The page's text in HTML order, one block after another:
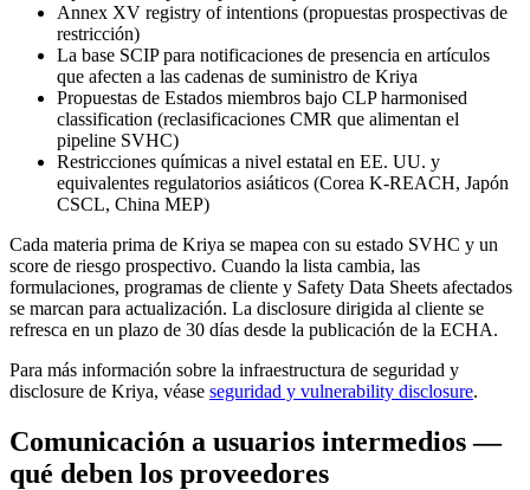
Annex XV registry of intentions (propuestas prospectivas de
restricción)
La base SCIP para notificaciones de presencia en artículos
que afecten a las cadenas de suministro de Kriya
Propuestas de Estados miembros bajo CLP harmonised
classification (reclasificaciones CMR que alimentan el
pipeline SVHC)
Restricciones químicas a nivel estatal en EE. UU. y
equivalentes regulatorios asiáticos (Corea K-REACH, Japón
CSCL, China MEP)
Cada materia prima de Kriya se mapea con su estado SVHC y un
score de riesgo prospectivo. Cuando la lista cambia, las
formulaciones, programas de cliente y Safety Data Sheets afectados
se marcan para actualización. La disclosure dirigida al cliente se
refresca en un plazo de 30 días desde la publicación de la ECHA.
Para más información sobre la infraestructura de seguridad y
disclosure de Kriya, véase seguridad y vulnerability disclosure.
Comunicación a usuarios intermedios —
qué deben los proveedores